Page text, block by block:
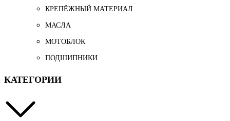
КРЕПЁЖНЫЙ МАТЕРИАЛ
МАСЛА
МОТОБЛОК
ПОДШИПНИКИ
КАТЕГОРИИ